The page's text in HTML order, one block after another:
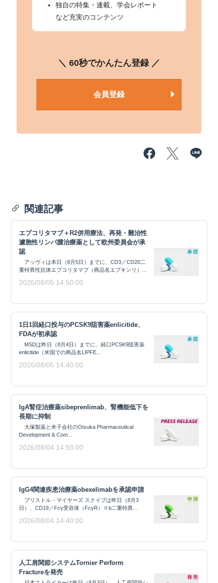
独自の特集・連載、学会レポート
など充実のコンテンツ
＼ 60秒でかんたん登録 ／
会員登録
関連記事
エプコリタマブ＋R2併用療法、再発・難治性
濾胞性リンパ腫治療薬として欧州委員会が承
認
アッヴィは本日（8月5日）までに、CD3／CD20二
重特異性抗体エプコリタマブ（商品名エプキンリ）...
2026/08/05 14:50:00
1日1回経口投与のPCSK9阻害薬enlicitide、
FDAが初承認
MSDは昨日（8月4日）までに、経口PCSK9阻害薬
enlicitide（米国での商品名LIPFE...
2026/08/05 14:40:00
IgA腎症治療薬sibeprenlimab、腎機能低下を
長期に抑制
大塚製薬と米子会社のOtsuka Pharmaceutical
Development & Com...
2026/08/04 14:50:00
IgG4関連疾患治療薬obexelimabを承認申請
ブリストル・マイヤーズ スクイブは昨日（8月3
日）、CD19／Fcγ受容体（FcγR）Ⅱb二重特異...
2026/08/04 14:40:00
人工肩関節システムTornier Perform
Fractureを発売